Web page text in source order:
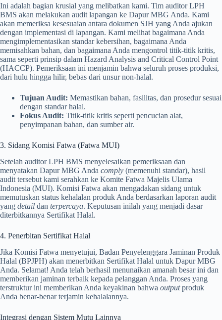
Ini adalah bagian krusial yang melibatkan kami. Tim auditor LPH
BMS akan melakukan audit lapangan ke Dapur MBG Anda. Kami
akan memeriksa kesesuaian antara dokumen SJH yang Anda ajukan
dengan implementasi di lapangan. Kami melihat bagaimana Anda
mengimplementasikan standar kebersihan, bagaimana Anda
memisahkan bahan, dan bagaimana Anda mengontrol titik-titik kritis,
sama seperti prinsip dalam Hazard Analysis and Critical Control Point
(HACCP). Pemeriksaan ini menjamin bahwa seluruh proses produksi,
dari hulu hingga hilir, bebas dari unsur non-halal.
Tujuan Audit: Memastikan bahan, fasilitas, dan prosedur sesuai
dengan standar halal.
Fokus Audit: Titik-titik kritis seperti pencucian alat,
penyimpanan bahan, dan sumber air.
3. Sidang Komisi Fatwa (Fatwa MUI)
Setelah auditor LPH BMS menyelesaikan pemeriksaan dan
menyatakan Dapur MBG Anda comply (memenuhi standar), hasil
audit tersebut kami serahkan ke Komite Fatwa Majelis Ulama
Indonesia (MUI). Komisi Fatwa akan mengadakan sidang untuk
memutuskan status kehalalan produk Anda berdasarkan laporan audit
yang detail dan terpercaya. Keputusan inilah yang menjadi dasar
diterbitkannya Sertifikat Halal.
4. Penerbitan Sertifikat Halal
Jika Komisi Fatwa menyetujui, Badan Penyelenggara Jaminan Produk
Halal (BPJPH) akan menerbitkan Sertifikat Halal untuk Dapur MBG
Anda. Selamat! Anda telah berhasil menunaikan amanah besar ini dan
memberikan jaminan terbaik kepada pelanggan Anda. Proses yang
terstruktur ini memberikan Anda keyakinan bahwa outputproduk
Anda benar-benar terjamin kehalalannya.
Integrasi dengan Sistem Mutu Lainnya